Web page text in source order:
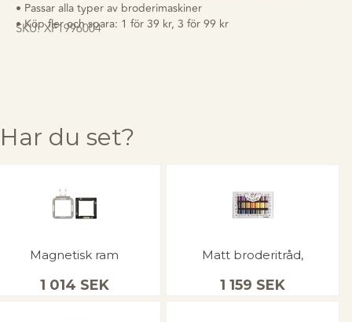
• Passar alla typer av broderimaskiner
• Köp fler och spara: 1 för 39 kr, 3 för 99 kr
SKU: XF1996004
Har du set?
Magnetisk ram
1 014 SEK
Matt broderitråd,
1 159 SEK